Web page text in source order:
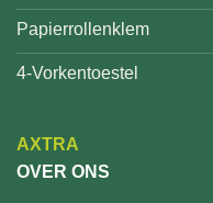
Papierrollenklem
4-Vorkentoestel
AXTRA
OVER ONS